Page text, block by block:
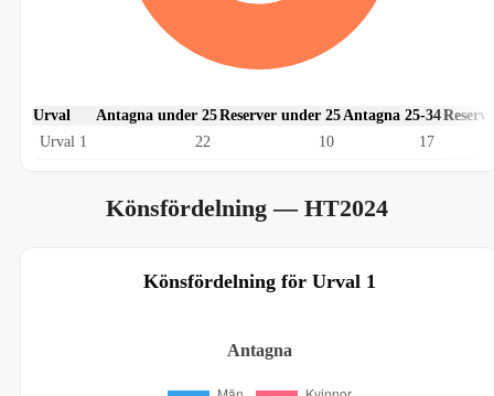
Urval Antagna under 25Reserver under 25 Antagna 25-34
Urval 1
22 10 17
Könsfördelning— HT2024
Könsfördelning för Urval 1
Antagna